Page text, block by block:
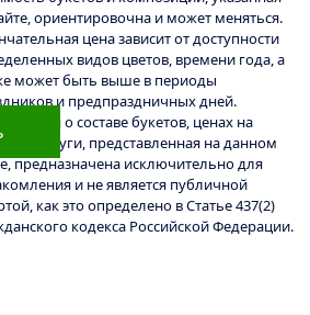
ориентировочна и может меняться.
цена зависит от доступности
видов цветов, времени года, а
может быть выше в периоды
и предпраздничных дней.
о составе букетов, ценах на
и услуги, представленная на данном
предназначена исключительно для
и не является публичной
как это определено в Статье 437(2)
кодекса Российской Федерации.